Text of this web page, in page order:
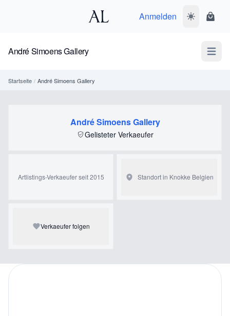
Anmelden
André Simoens Gallery Open
Startseite / André Simoens Gallery
André Simoens Gallery
Gelisteter Verkaeufer
Artlistings-Verkaeufer seit 2015 Standort in Knokke Belgien
Verkaeufer folgen